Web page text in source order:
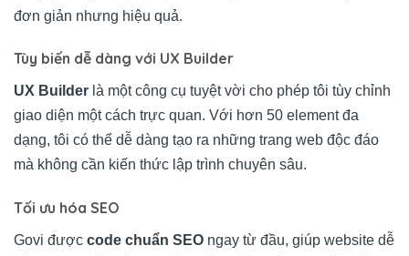
đơn giản nhưng hiệu quả.
Tùy biến dễ dàng với UX Builder
UX Builder là một công cụ tuyệt vời cho phép tôi tùy chỉnh
giao diện một cách trực quan. Với hơn 50 element đa
dạng, tôi có thể dễ dàng tạo ra những trang web độc đáo
mà không cần kiến thức lập trình chuyên sâu.
Tối ưu hóa SEO
Govi được code chuẩn SEO ngay từ đầu, giúp website dễ